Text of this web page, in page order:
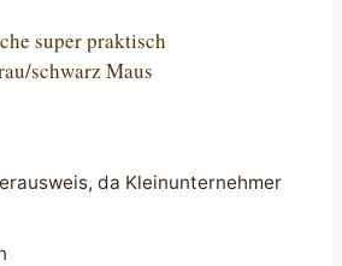
super praktisch
schwarz Maus
da Kleinunternehmer